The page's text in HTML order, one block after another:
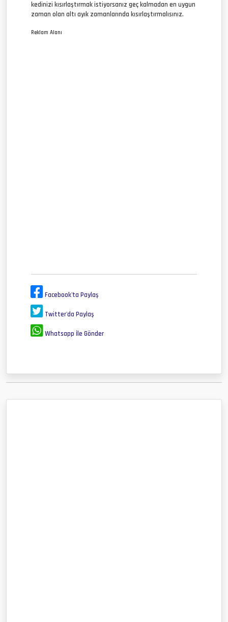
kedinizi kısırlaştırmak istiyorsanız geç kalmadan en uygun
zaman olan altı ayık zamanlarında kısırlaştırmalısınız.
Reklam Alanı
Facebook'ta Paylaş
Twitter'da Paylaş
Whatsapp İle Gönder